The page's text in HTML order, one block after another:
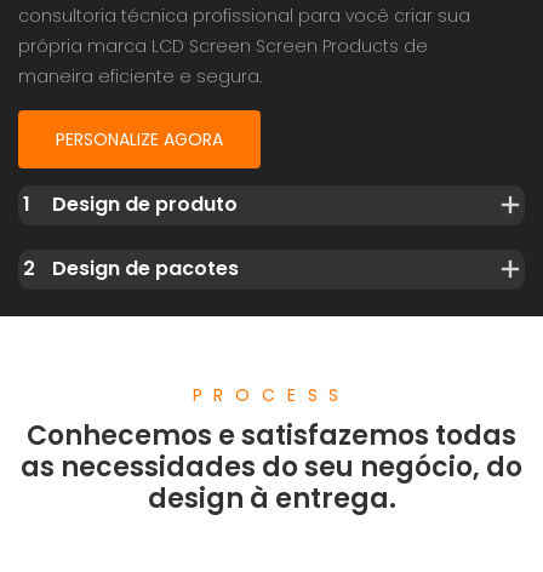
consultoria técnica profissional para você criar sua
própria marca LCD Screen Screen Products de
maneira eficiente e segura.
PERSONALIZE AGORA
1 Design de produto
2 Design de pacotes
PROCESS
Conhecemos e satisfazemos todas
as necessidades do seu negócio, do
design à entrega.